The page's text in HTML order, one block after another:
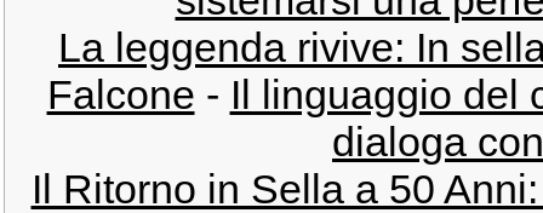
La leggenda rivive: In
Falcone - ​Il linguaggio del
dialoga
Il Ritorno in Sella a 50